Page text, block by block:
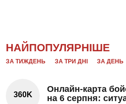
НАЙПОПУЛЯРНІШЕ
ЗА ТИЖДЕНЬ ЗА ТРИ ДНІ ЗА ДЕНЬ
360K
Онлайн-карта
на 6 серпня: